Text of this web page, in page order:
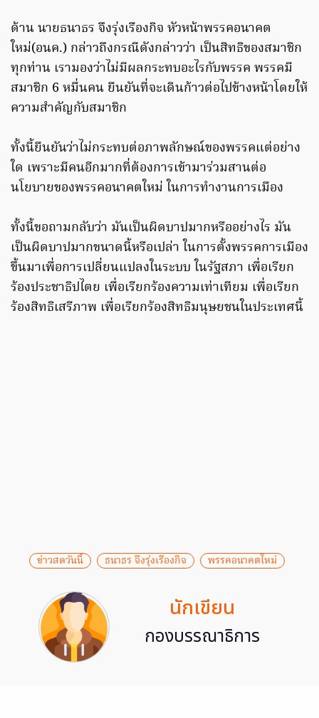
ด้าน นายธนาธร จึงรุ่งเรืองกิจ หัวหน้าพรรคอนาคต
ใหม่(อนค.) กล่าวถึงกรณีดังกล่าวว่า เป็นสิทธิของสมาชิก
ทุกท่าน เรามองว่าไม่มีผลกระทบอะไรกับพรรค พรรคมี
สมาชิก 6 หมื่นคน ยืนยันที่จะเดินก้าวต่อไปข้างหน้าโดยให้
ความสำคัญกับสมาชิก
ทั้งนี้ยืนยันว่าไม่กระทบต่อภาพลักษณ์ของพรรคแต่อย่าง
ใด เพราะมีคนอีกมากที่ต้องการเข้ามาร่วมสานต่อ
นโยบายของพรรคอนาคตใหม่ ในการทำงานการเมือง
ทั้งนี้ขอถามกลับว่า มันเป็นผิดบาปมากหรืออย่างไร มัน
เป็นผิดบาปมากขนาดนี้หรือเปล่า ในการตั้งพรรคการเมือง
ขึ้นมาเพื่อการเปลี่ยนแปลงในระบบ ในรัฐสภา เพื่อเรียก
ร้องประชาธิปไตย เพื่อเรียกร้องความเท่าเทียม เพื่อเรียก
ร้องสิทธิเสรีภาพ เพื่อเรียกร้องสิทธิมนุษยชนในประเทศนี้
ข่าวสดวันนี้ ธนาธร จึงรุ่งเรืองกิจ พรรคอนาคตใหม่
นักเขียน
กองบรรณาธิการ